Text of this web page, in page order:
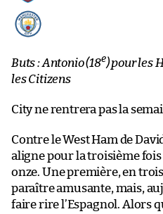
Buts : Antonio (18e) pour les
les Citizens
City ne rentrera pas la
Contre le West Ham de
aligne pour la troisième
onze. Une première, en
paraître amusante, mais,
faire rire l’Espagnol. Alors